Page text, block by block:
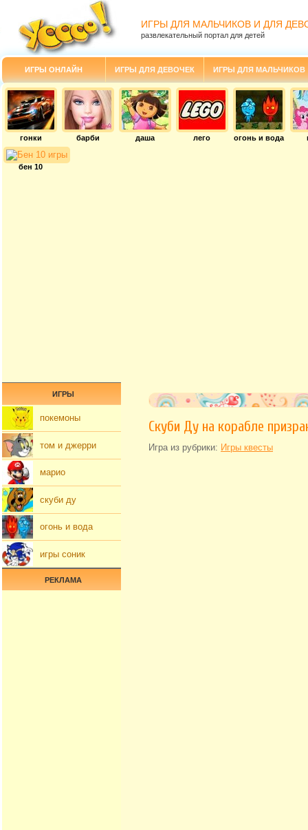
ИГРЫ ДЛЯ МАЛЬЧИКОВ И ДЛЯ
развлекательный портал для детей
ИГРЫ ОНЛАЙН ИГРЫ ДЛЯ ДЕВОЧЕК ИГРЫ ДЛЯ МАЛЬЧИКОВ
гонки барби даша лего огонь и вода
бен 10
Скуби Ду на корабле
Игра из рубрики: Игры квесты
ИГРЫ
покемоны
том и джерри
марио
скуби ду
огонь и вода
игры соник
РЕКЛАМА